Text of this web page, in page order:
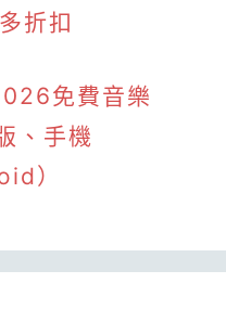
折扣
免費音樂
、手機
）